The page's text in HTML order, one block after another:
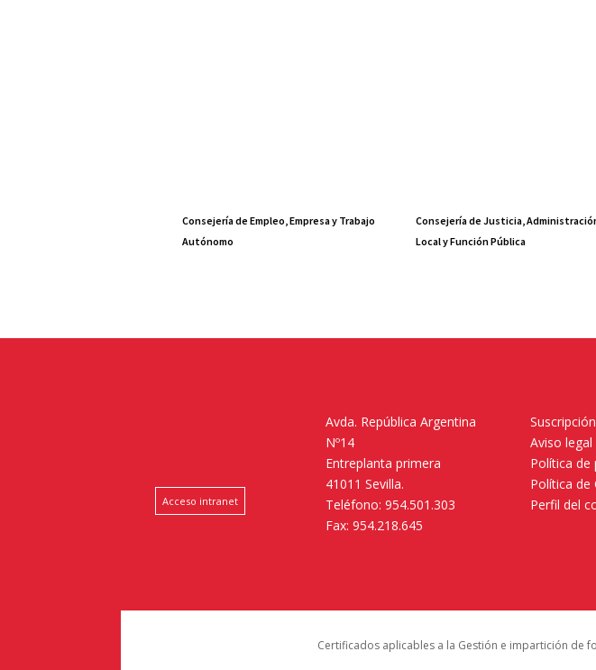
Consejería de Empleo, Empresa y Trabajo
Autónomo
Consejería de Justicia,
Local y Función Pública
Acceso intranet
Avda. República Argentina
Nº14
Entreplanta primera
41011 Sevilla.
Teléfono: 954.501.303
Fax: 954.218.645
Aviso legal
Política de
Política de
Perfil del
Certificados aplicables a la Gestión e impartición de